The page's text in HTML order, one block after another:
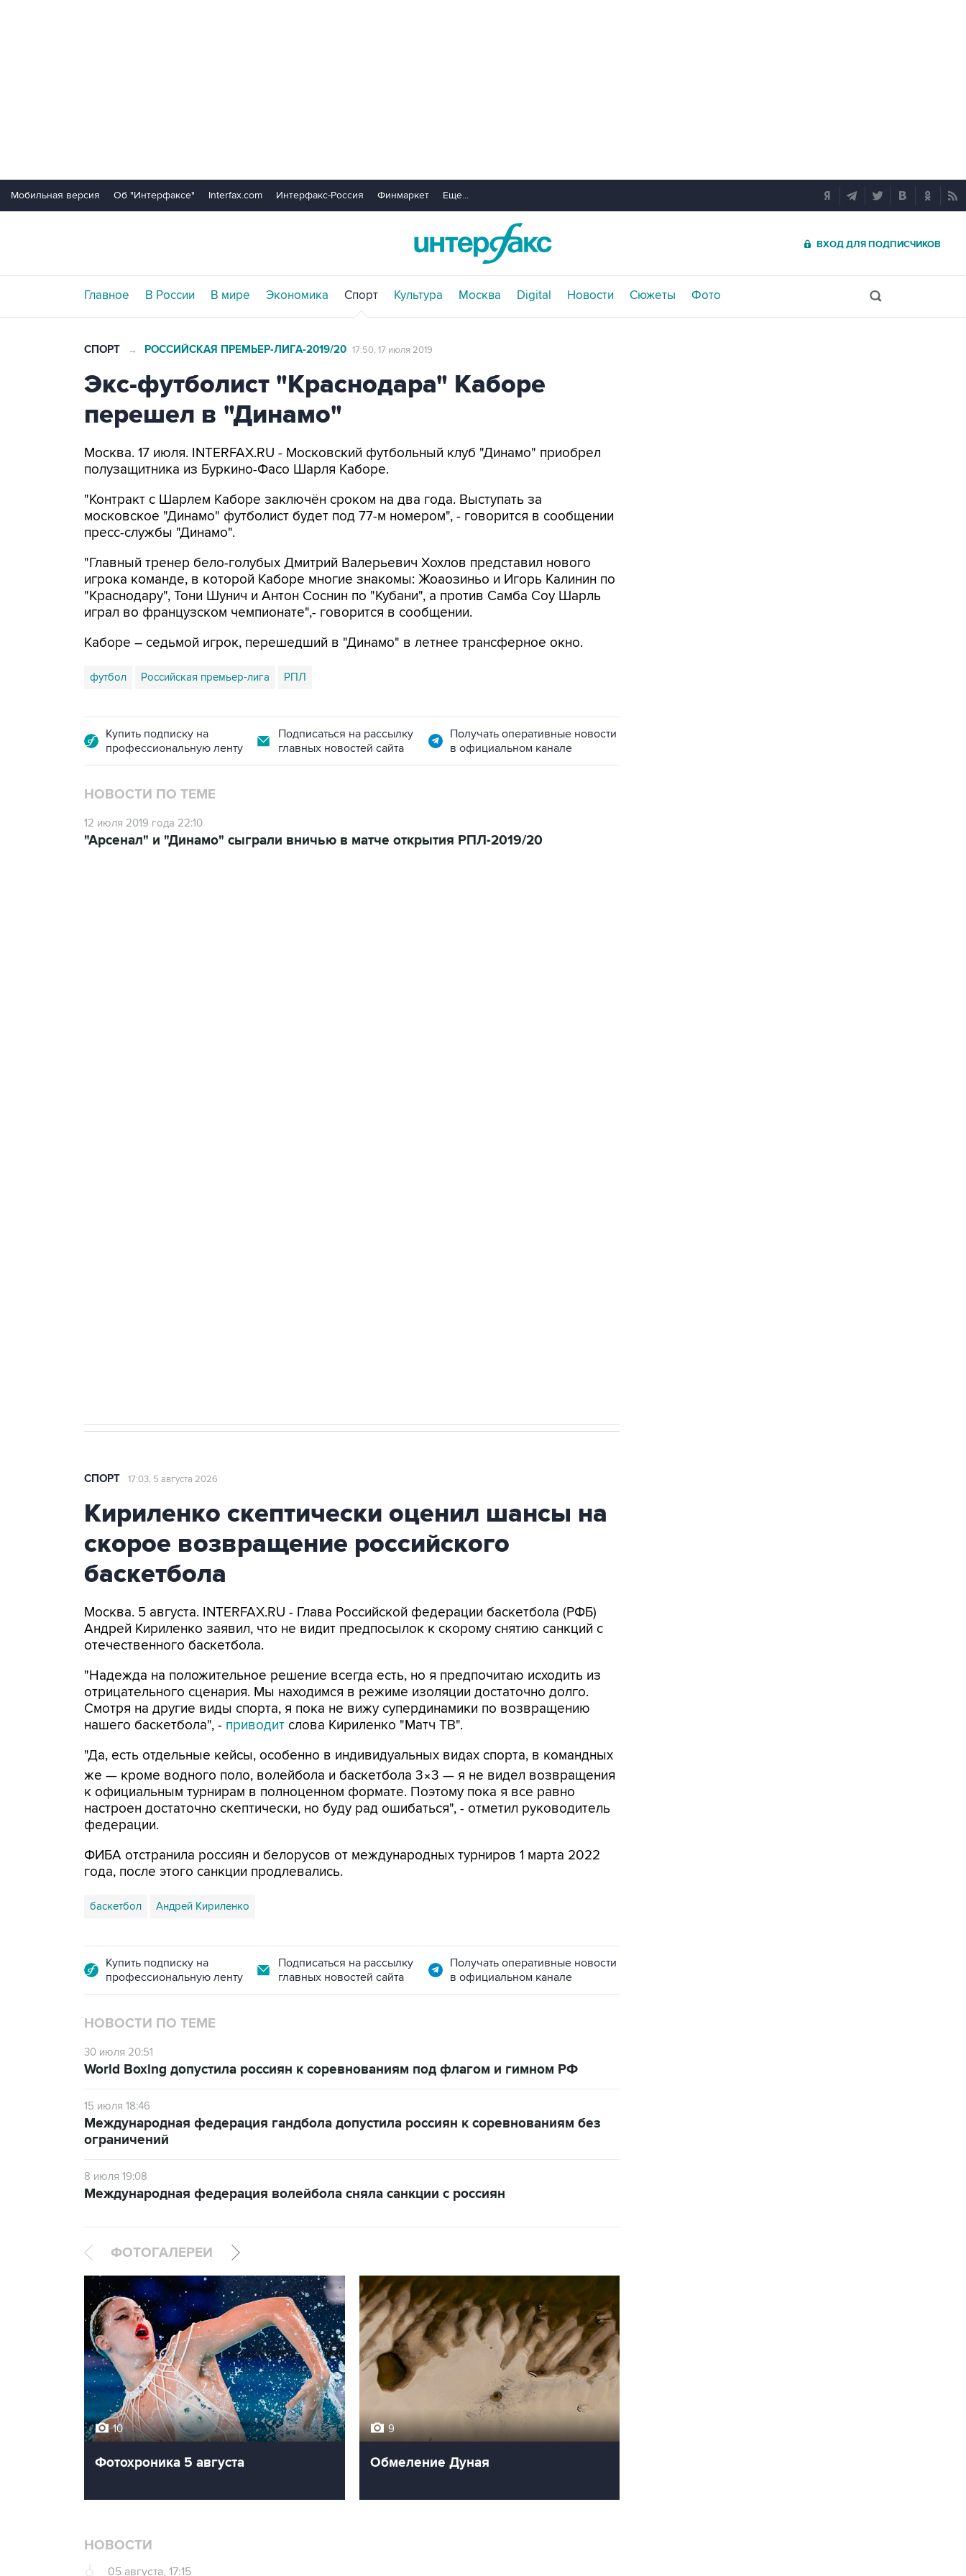
Мобильная версия Об "Интерфаксе" Interfax.com Интерфакс-Россия Финмаркет Еще...
ВХОД ДЛЯ ПОДПИСЧИКОВ
Главное В России В мире Экономика Спорт Культура Москва Digital Новости Сюжеты Фото
СПОРТ → РОССИЙСКАЯ ПРЕМЬЕР-ЛИГА-2019/20 17:50, 17 июля 2019
Экс-футболист "Краснодара" Каборе
перешел в "Динамо"
Москва. 17 июля. INTERFAX.RU - Московский футбольный клуб "Динамо" приобрел
полузащитника из Буркино-Фасо Шарля Каборе.
"Контракт с Шарлем Каборе заключён сроком на два года. Выступать за
московское "Динамо" футболист будет под 77-м номером", - говорится в сообщении
пресс-службы "Динамо".
"Главный тренер бело-голубых Дмитрий Валерьевич Хохлов представил нового
игрока команде, в которой Каборе многие знакомы: Жоаозиньо и Игорь Калинин по
"Краснодару", Тони Шунич и Антон Соснин по "Кубани", а против Самба Соу Шарль
играл во французском чемпионате",- говорится в сообщении.
Каборе – седьмой игрок, перешедший в "Динамо" в летнее трансферное окно.
футбол Российская премьер-лига РПЛ
Купить подписку на
профессиональную ленту
Подписаться на рассылку
главных новостей сайта
Получать оперативные новости
в официальном канале
НОВОСТИ ПО ТЕМЕ
12 июля 2019 года 22:10
"Арсенал" и "Динамо" сыграли вничью в матче открытия РПЛ-2019/20
СПОРТ 17:03, 5 августа 2026
Кириленко скептически оценил шансы на
скорое возвращение российского
баскетбола
Москва. 5 августа. INTERFAX.RU - Глава Российской федерации баскетбола (РФБ)
Андрей Кириленко заявил, что не видит предпосылок к скорому снятию санкций с
отечественного баскетбола.
"Надежда на положительное решение всегда есть, но я предпочитаю исходить из
отрицательного сценария. Мы находимся в режиме изоляции достаточно долго.
Смотря на другие виды спорта, я пока не вижу супердинамики по возвращению
нашего баскетбола", - приводит слова Кириленко "Матч ТВ".
"Да, есть отдельные кейсы, особенно в индивидуальных видах спорта, в командных
же — кроме водного поло, волейбола и баскетбола 3×3 — я не видел возвращения
к официальным турнирам в полноценном формате. Поэтому пока я все равно
настроен достаточно скептически, но буду рад ошибаться", - отметил руководитель
федерации.
ФИБА отстранила россиян и белорусов от международных турниров 1 марта 2022
года, после этого санкции продлевались.
баскетбол Андрей Кириленко
Купить подписку на
профессиональную ленту
Подписаться на рассылку
главных новостей сайта
Получать оперативные новости
в официальном канале
НОВОСТИ ПО ТЕМЕ
30 июля 20:51
World Boxing допустила россиян к соревнованиям под флагом и гимном РФ
15 июля 18:46
Международная федерация гандбола допустила россиян к соревнованиям без
ограничений
8 июля 19:08
Международная федерация волейбола сняла санкции с россиян
ФОТОГАЛЕРЕИ
10
Фотохроника 5 августа
9
Обмеление Дуная
НОВОСТИ
05 августа, 17:15